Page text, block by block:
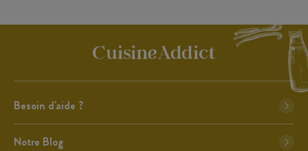
Besoin d'aide ?
Notre Blog